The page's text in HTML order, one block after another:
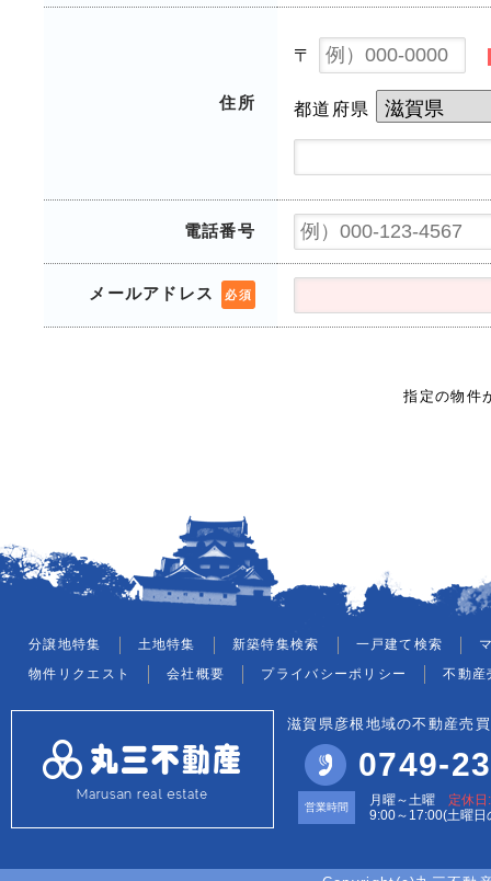
住所
〒
都道府県
電話番号
メールアドレス 必須
指定の物件
分譲地特集 土地特集 新築特集検索 一戸建て検索
物件リクエスト
会社概要 プライバシーポリシー 不動産
滋賀県彦根地域の不動産売
0749-
営業時間 月曜～土曜 定休
9:00～17:00(土曜日